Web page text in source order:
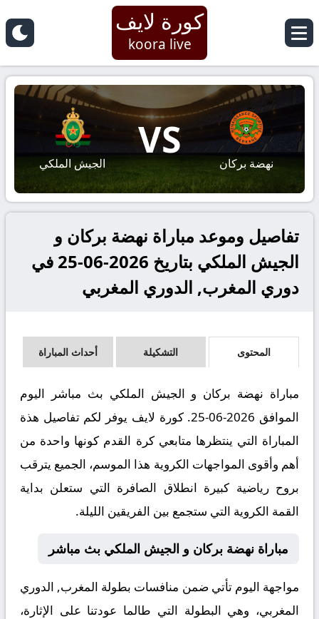
كورة لايف
koora live
نهضة بركان
VS
الجيش الملكي
تفاصيل وموعد مباراة نهضة بركان و
الجيش الملكي بتاريخ 2026-06-25 في
دوري المغرب, الدوري المغربي
المحتوى التشكيلة أحداث المباراة
مباراة نهضة بركان و الجيش الملكي بث مباشر اليوم
الموافق 2026-06-25. كورة لايف يوفر لكم تفاصيل هذة
المباراة التي ينتظرها متابعي كرة القدم كونها واحدة من
أهم وأقوى المواجهات الكروية هذا الموسم، الجميع يترقب
بروح رياضية كبيرة انطلاق الصافرة التي ستعلن بداية
القمة الكروية التي ستجمع بين الفريقين الليلة.
مباراة نهضة بركان و الجيش الملكي بث مباشر
مواجهة اليوم تأتي ضمن منافسات بطولة المغرب, الدوري
المغربي، وهي البطولة التي طالما عودتنا على الإثارة،